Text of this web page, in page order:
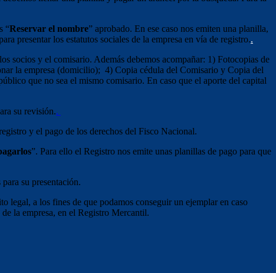
“Reservar el nombre” aprobado. En ese caso nos emiten una planilla,
presentar los estatutos sociales de la empresa en vía de registro..
socios y el comisario. Además debemos acompañar: 1) Fotocopias de
la empresa (domicilio); 4) Copia cédula del Comisario y Copia del
que no sea el mismo comisario. En caso que el aporte del capital
su revisión..
y el pago de los derechos del Fisco Nacional.
”. Para ello el Registro nos emite unas planillas de pago para que
su presentación.
legal, a los fines de que podamos conseguir un ejemplar en caso
la empresa, en el Registro Mercantil.